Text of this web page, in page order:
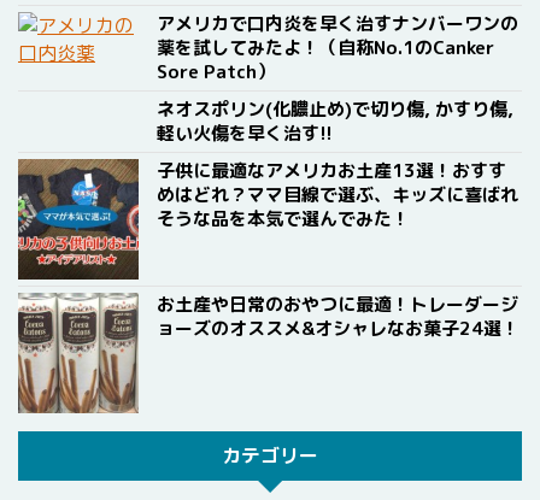
アメリカで口内炎を早く治すナンバーワンの
薬を試してみたよ！（自称No.1のCanker
Sore Patch）
ネオスポリン(化膿止め)で切り傷, かすり傷,
軽い火傷を早く治す!!
子供に最適なアメリカお土産13選！おすす
めはどれ？ママ目線で選ぶ、キッズに喜ばれ
そうな品を本気で選んでみた！
お土産や日常のおやつに最適！トレーダージ
ョーズのオススメ&オシャレなお菓子24選！
カテゴリー